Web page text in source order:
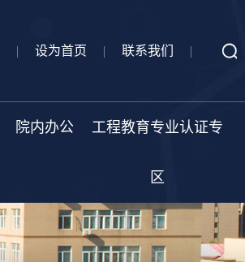
| 设为首页 | 联系我们 |
院内办公 工程教育专业认证专
区